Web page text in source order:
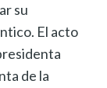
su
El acto
de la